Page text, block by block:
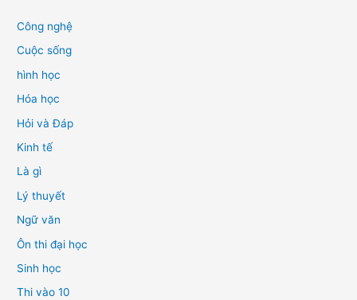
Công nghệ
Cuộc sống
hình học
Hóa học
Hỏi và Đáp
Kinh tế
Là gì
Lý thuyết
Ngữ văn
Ôn thi đại học
Sinh học
Thi vào 10